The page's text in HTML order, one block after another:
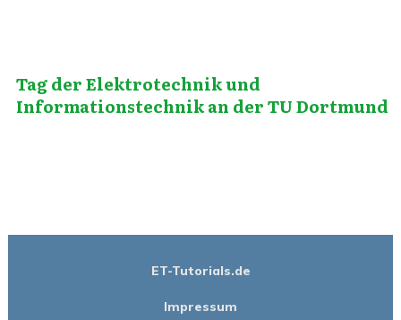
Tag der Elektrotechnik und
Informationstechnik an der TU Dortmund
ET-Tutorials.de
Impressum